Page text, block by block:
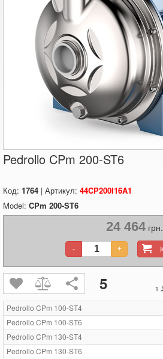
Pedrollo CPm 200-ST6
Код: 1764 | Артикул: 44CP200I16A1
Model: CPm 200-ST6
24 464грн.
- +
5 1
Pedrollo CPm 100-ST4
Pedrollo CPm 100-ST6
Pedrollo CPm 130-ST4
Pedrollo CPm 130-ST6